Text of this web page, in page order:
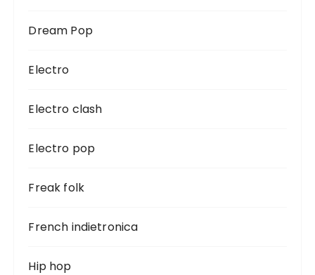
Dream Pop
Electro
Electro clash
Electro pop
Freak folk
French indietronica
Hip hop